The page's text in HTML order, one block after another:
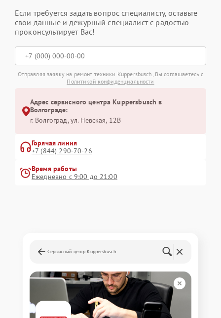
Если требуется задать вопрос специалисту, оставьте
свои данные и дежурный специалист с радостью
проконсультирует Вас!
Отправляя заявку на ремонт техники Kuppersbusch, Вы соглашаетесь с
Политикой конфиденциальности
Адрес сервисного центра Kuppersbusch в
Волгограде:
г. Волгоград, ул. Невская, 12В
Горячая линия
+7 (844) 290-70-26
Время работы
Ежедневно с 9:00 до 21:00
Сервисный центр Kuppersbusch